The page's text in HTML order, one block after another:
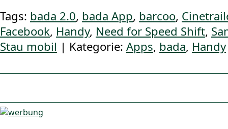
Tags: bada 2.0, bada App, barcoo,
Facebook, Handy, Need for Speed Shift,
Stau mobil | Kategorie: Apps, bada, Handy